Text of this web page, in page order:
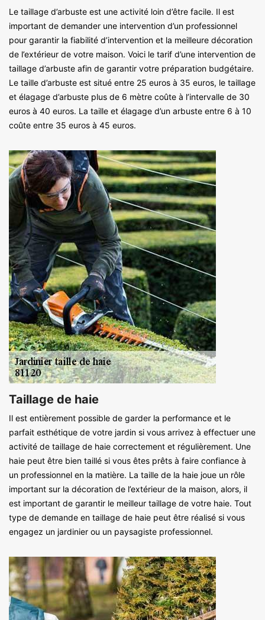
Le taillage d’arbuste est une activité loin d’être facile. Il est
important de demander une intervention d’un professionnel
pour garantir la fiabilité d’intervention et la meilleure décoration
de l’extérieur de votre maison. Voici le tarif d’une intervention de
taillage d’arbuste afin de garantir votre préparation budgétaire.
Le taille d’arbuste est situé entre 25 euros à 35 euros, le taillage
et élagage d’arbuste plus de 6 mètre coûte à l’intervalle de 30
euros à 40 euros. La taille et élagage d’un arbuste entre 6 à 10
coûte entre 35 euros à 45 euros.
Taillage de haie
Il est entièrement possible de garder la performance et le
parfait esthétique de votre jardin si vous arrivez à effectuer une
activité de taillage de haie correctement et régulièrement. Une
haie peut être bien taillé si vous êtes prêts à faire confiance à
un professionnel en la matière. La taille de la haie joue un rôle
important sur la décoration de l’extérieur de la maison, alors, il
est important de garantir le meilleur taillage de votre haie. Tout
type de demande en taillage de haie peut être réalisé si vous
engagez un jardinier ou un paysagiste professionnel.